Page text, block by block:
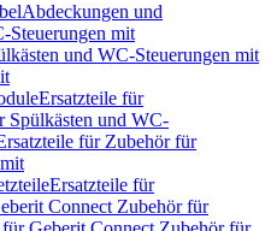
Abdeckungen und
Steuerungen mit
und WC-Steuerungen mit
Ersatzteile für
Spülkästen und WC-
für Zubehör für
Ersatzteile für
Connect Zubehör für